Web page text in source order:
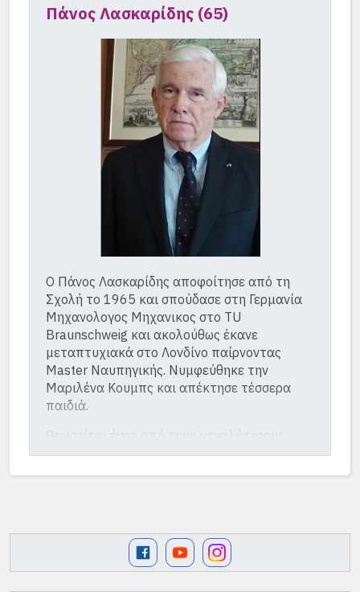
Πάνος Λασκαρίδης (65)
Ο Πάνος Λασκαρίδης αποφοίτησε από τη
Σχολή το 1965 και σπούδασε στη Γερμανία
Μηχανολογος Μηχανικος στο ΤU
Braunschweig και ακολούθως έκανε
μεταπτυχιακά στο Λονδίνο παίρνοντας
Master Ναυπηγικής. Νυμφεύθηκε την
Μαριλένα Κουμπς και απέκτησε τέσσερα
παιδιά.
Θεωρείται ένας από τους μεγαλύτερους
Ελληνες εφοπλιστές, με πολυσχιδείς
που ασχολείται ταυτόχρονα με τόσα
διαφορετικά πράγματα: Τη διακίνηση
πετρελαίου, φυσικού αερίου, με την αλιεία